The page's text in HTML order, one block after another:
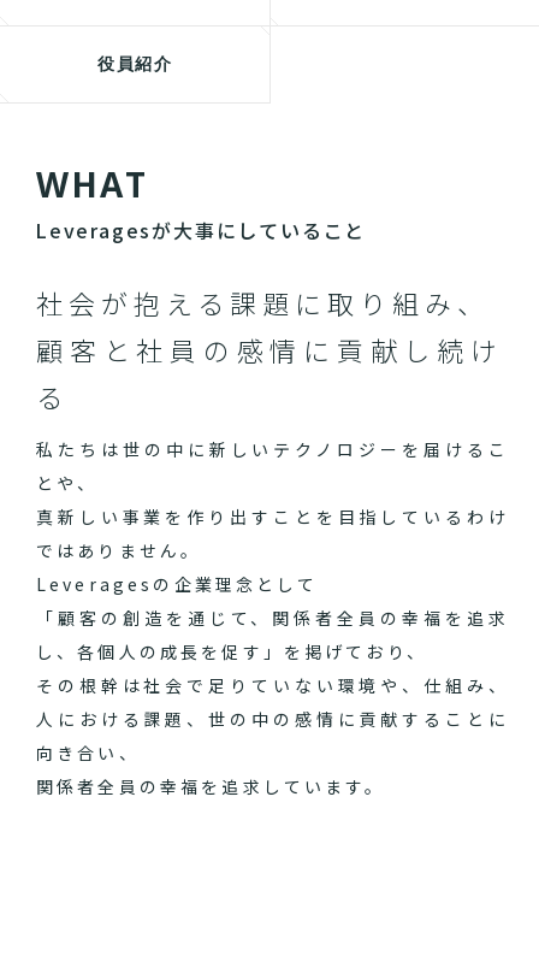
役員紹介
WHAT
Leveragesが大事にしていること
社会が抱える課題に取り組み、
顧客と社員の感情に貢献し続け
る
私たちは世の中に新しいテクノロジーを届けるこ
とや、
真新しい事業を作り出すことを目指しているわけ
ではありません。
Leveragesの企業理念として
「顧客の創造を通じて、関係者全員の幸福を追求
し、各個人の成長を促す」を掲げており、
その根幹は社会で足りていない環境や、仕組み、
人における課題、世の中の感情に貢献することに
向き合い、
関係者全員の幸福を追求しています。